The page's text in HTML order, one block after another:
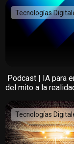
Tecnologías
Podcast | IA para
del mito a la
Tecnologías